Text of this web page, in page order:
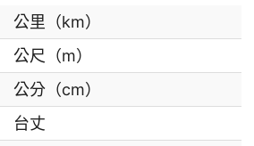
公里（km）
公尺（m）
公分（cm）
台丈